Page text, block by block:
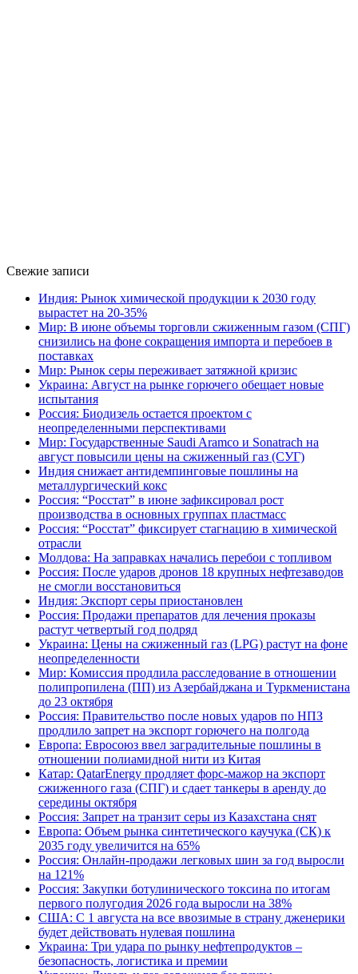
Свежие записи
Индия: Рынок химической продукции к 2030 году
вырастет на 20-35%
Мир: В июне объемы торговли сжиженным газом (СПГ)
снизились на фоне сокращения импорта и перебоев в
поставках
Мир: Рынок серы переживает затяжной кризис
Украина: Август на рынке горючего обещает новые
испытания
Россия: Биодизель остается проектом с
неопределенными перспективами
Мир: Государственные Saudi Aramco и Sonatrach на
август повысили цены на сжиженный газ (СУГ)
Индия снижает антидемпинговые пошлины на
металлургический кокс
Россия: “Росстат” в июне зафиксировал рост
производства в основных группах пластмасс
Россия: “Росстат” фиксирует стагнацию в химической
отрасли
Молдова: На заправках начались перебои с топливом
Россия: После ударов дронов 18 крупных нефтезаводов
не смогли восстановиться
Индия: Экспорт серы приостановлен
Россия: Продажи препаратов для лечения проказы
растут четвертый год подряд
Украина: Цены на сжиженный газ (LPG) растут на фоне
неопределенности
Мир: Комиссия продлила расследование в отношении
полипропилена (ПП) из Азербайджана и Туркменистана
до 23 октября
Россия: Правительство после новых ударов по НПЗ
продлило запрет на экспорт горючего на полгода
Европа: Евросоюз ввел заградительные пошлины в
отношении полиамидной нити из Китая
Катар: QatarEnergy продляет форс-мажор на экспорт
сжиженного газа (СПГ) и сдает танкеры в аренду до
середины октября
Россия: Запрет на транзит серы из Казахстана снят
Европа: Объем рынка синтетического каучука (СК) к
2035 году увеличится на 65%
Россия: Онлайн-продажи легковых шин за год выросли
на 121%
Россия: Закупки ботулинического токсина по итогам
первого полугодия 2026 года выросли на 38%
США: С 1 августа на все ввозимые в страну дженерики
будет действовать нулевая пошлина
Украина: Три удара по рынку нефтепродуктов –
безопасность, логистика и премии